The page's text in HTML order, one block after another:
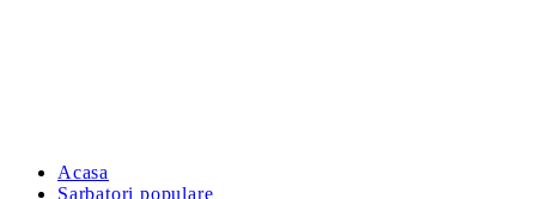
Acasa
Sarbatori populare